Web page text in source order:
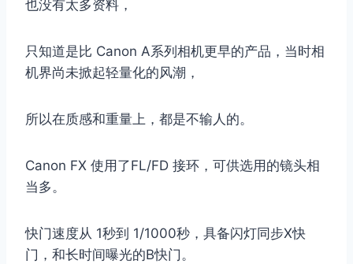
也没有太多资料，
只知道是比 Canon A系列相机更早的产品，当时相
机界尚未掀起轻量化的风潮，
所以在质感和重量上，都是不输人的。
Canon FX 使用了FL/FD 接环，可供选用的镜头相
当多。
快门速度从 1秒到 1/1000秒，具备闪灯同步X快
门，和长时间曝光的B快门。